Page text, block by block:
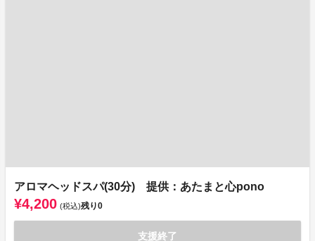
アロマヘッドスパ(30分) 提供：あたまと心pono
¥4,200 (税込)残り0
支援終了